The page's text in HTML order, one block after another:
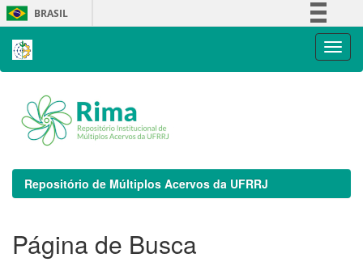
Skip
navigation
BRASIL
Repositório de Múltiplos Acervos da UFRRJ
Página de Busca